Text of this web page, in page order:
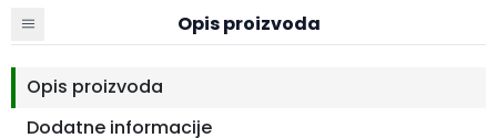
Opis proizvoda
Opis proizvoda
Dodatne informacije